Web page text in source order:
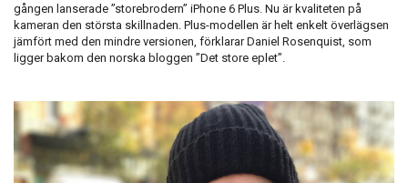
gången lanserade ”storebrodern” iPhone 6 Plus. Nu är kvaliteten på
kameran den största skillnaden. Plus-modellen är helt enkelt överlägsen
jämfört med den mindre versionen, förklarar Daniel Rosenquist, som
ligger bakom den norska bloggen ”Det store eplet”.